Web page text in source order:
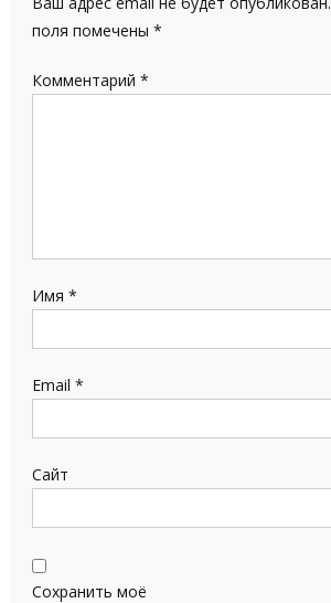
поля помечены *
Комментарий *
Имя *
Email *
Сайт
Сохранить моё